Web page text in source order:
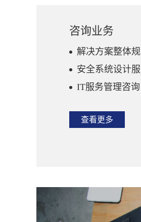
咨询业务
解决方案整体规
安全系统设计
IT服务管理咨询
查看更多